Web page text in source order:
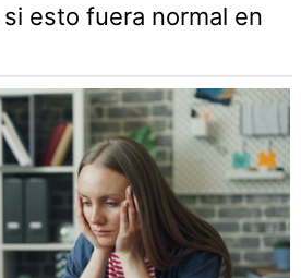
esto fuera normal en